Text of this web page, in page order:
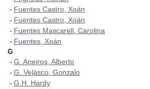
- Fuentes Castro, Xoán
- Fuentes Castro, Xoán
- Fuentes Mascarell, Carolina
- Fuentes, Xoán
G
- G. Aneiros, Alberto
- G. Velasco, Gonzalo
- G.H. Hardy